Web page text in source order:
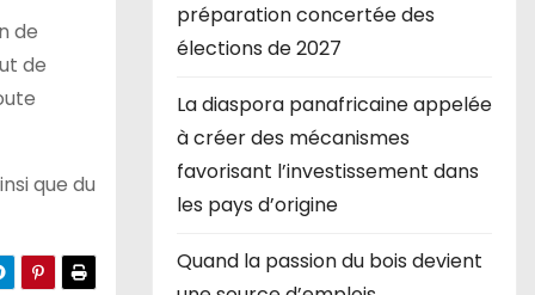
de
de
que du
préparation concertée des
élections de 2027
La diaspora panafricaine appelée
à créer des mécanismes
favorisant l’investissement dans
les pays d’origine
Quand la passion du bois devient